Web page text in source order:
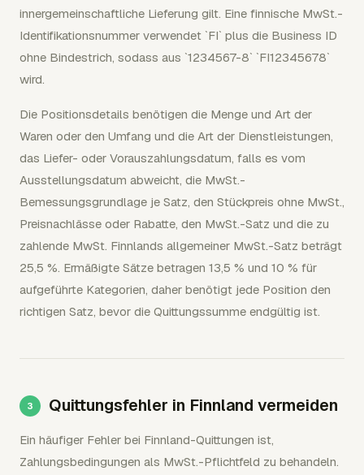
innergemeinschaftliche Lieferung gilt. Eine finnische MwSt.-
Identifikationsnummer verwendet `FI` plus die Business ID
ohne Bindestrich, sodass aus `1234567-8` `FI12345678`
wird.
Die Positionsdetails benötigen die Menge und Art der
Waren oder den Umfang und die Art der Dienstleistungen,
das Liefer- oder Vorauszahlungsdatum, falls es vom
Ausstellungsdatum abweicht, die MwSt.-
Bemessungsgrundlage je Satz, den Stückpreis ohne MwSt.,
Preisnachlässe oder Rabatte, den MwSt.-Satz und die zu
zahlende MwSt. Finnlands allgemeiner MwSt.-Satz beträgt
25,5 %. Ermäßigte Sätze betragen 13,5 % und 10 % für
aufgeführte Kategorien, daher benötigt jede Position den
richtigen Satz, bevor die Quittungssumme endgültig ist.
Quittungsfehler in Finnland vermeiden
Ein häufiger Fehler bei Finnland-Quittungen ist,
Zahlungsbedingungen als MwSt.-Pflichtfeld zu behandeln.